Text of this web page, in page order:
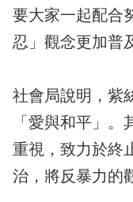
要大家一起配合
忍」觀念更加普
社會局說明，紫
「愛與和平」
重視，致力於終
治，將反暴力的